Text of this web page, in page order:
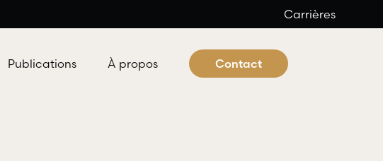
Carrières
Publications À propos Contact